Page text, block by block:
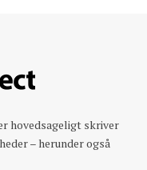
hovedsageligt skriver
– herunder også